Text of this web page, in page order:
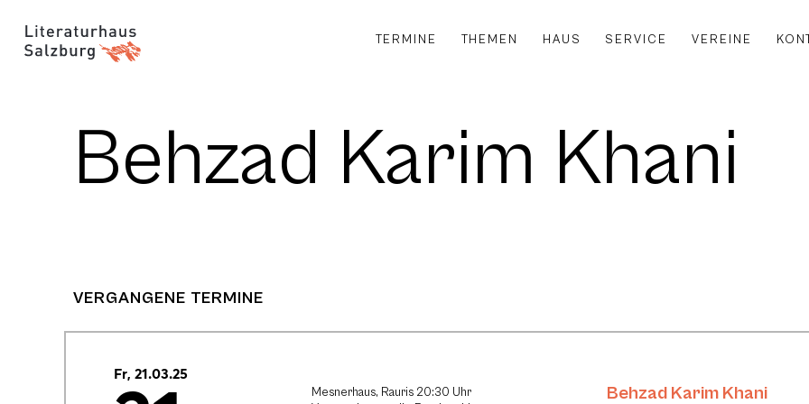
TERMINE THEMEN HAUS SERVICE VEREINE
Behzad Karim Khani
VERGANGENE TERMINE
Fr, 21.03.25
Mesnerhaus, Rauris 20:30 Uhr
Behzad Karim Khani